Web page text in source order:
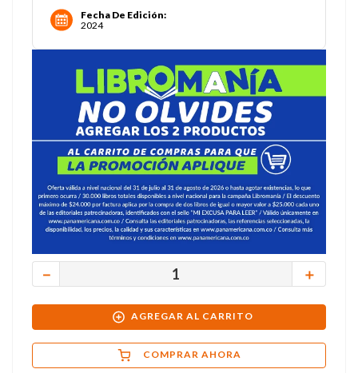
Fecha De Edición:
2024
＋
－
AGREGAR AL CARRITO
COMPRAR AHORA